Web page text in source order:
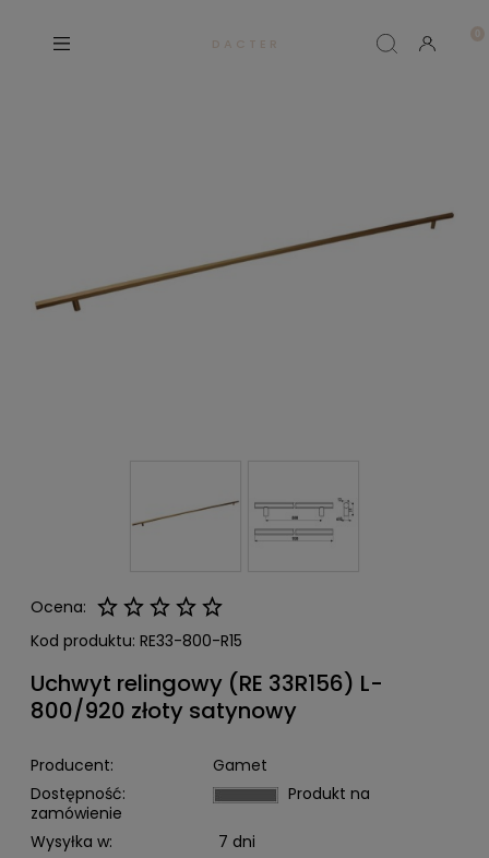
D A C T E R
Ocena:
Kod produktu: RE33-800-R15
Uchwyt relingowy (RE 33R156) L-
800/920 złoty satynowy
Producent:
Gamet
Dostępność:
Produkt na
zamówienie
Wysyłka w:
7 dni